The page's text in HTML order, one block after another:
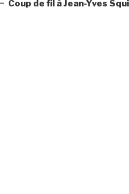
Coup de fil à Jean-Yves